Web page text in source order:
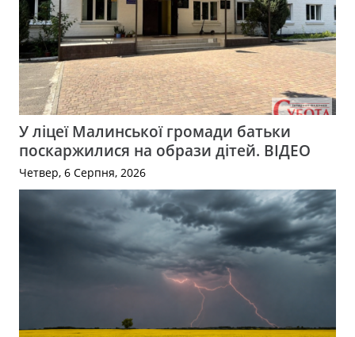
У ліцеї Малинської громади батьки
поскаржилися на образи дітей. ВІДЕО
Четвер, 6 Серпня, 2026